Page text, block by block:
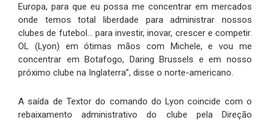
Europa, para que eu possa me concentrar em mercados
onde temos total liberdade para administrar nossos
clubes de futebol… para investir, inovar, crescer e competir.
OL (Lyon) em ótimas mãos com Michele, e vou me
concentrar em Botafogo, Daring Brussels e em nosso
próximo clube na Inglaterra”, disse o norte-americano.
A saída de Textor do comando do Lyon coincide com o
rebaixamento administrativo do clube pela Direção